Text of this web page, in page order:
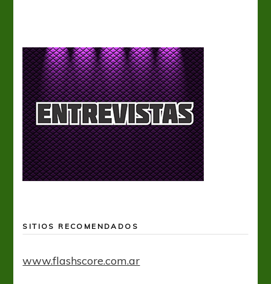
SITIOS RECOMENDADOS
www.flashscore.com.ar